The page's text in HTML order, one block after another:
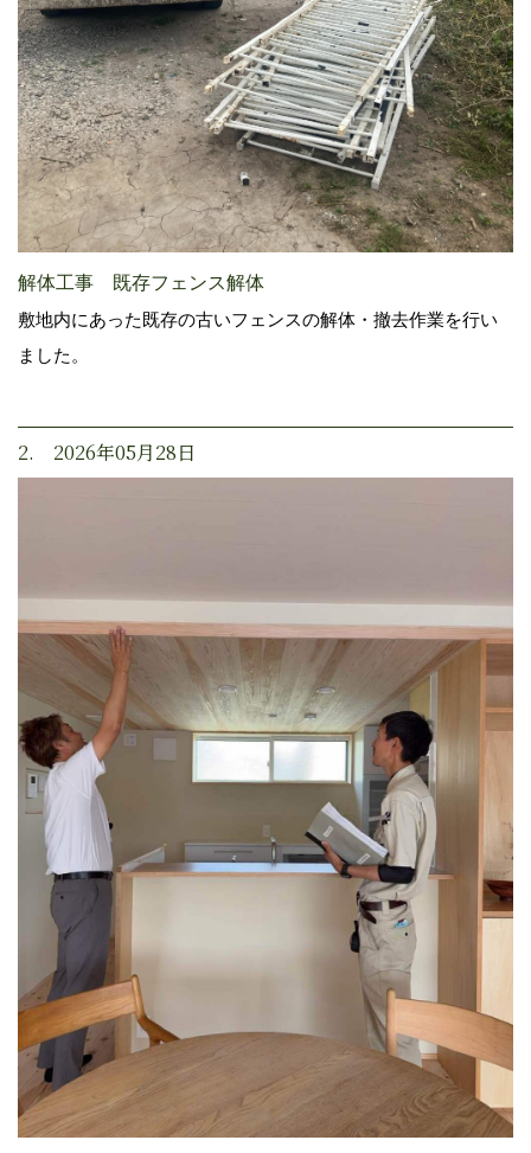
解体工事 既存フェンス解体
敷地内にあった既存の古いフェンスの解体・撤去作業を行い
ました。
2. 2026年05月28日